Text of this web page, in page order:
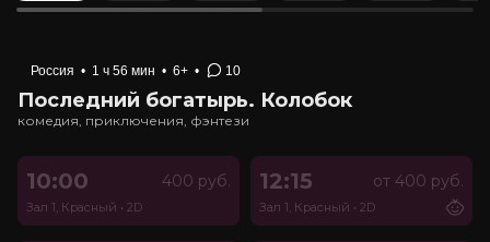
Россия • 1 ч 56 мин • 6+ • 10
Последний богатырь. Колобок
комедия, приключения, фэнтези
10:00 400 руб.
Зал 1, Красный • 2D
12:15 от 400 руб.
Зал 1, Красный • 2D